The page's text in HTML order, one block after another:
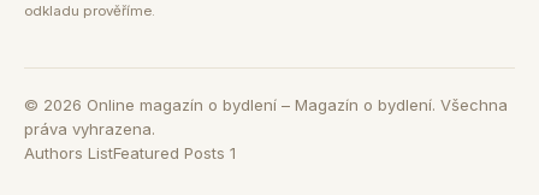
odkladu prověříme.
© 2026 Online magazín o bydlení – Magazín o bydlení. Všechna
práva vyhrazena.
Authors ListFeatured Posts 1